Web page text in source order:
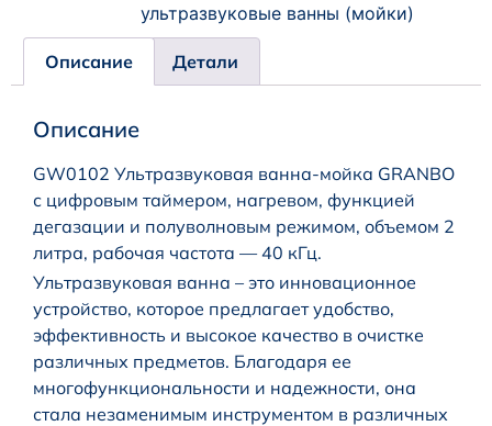
ультразвуковые ванны (мойки)
Описание Детали
Описание
GW0102 Ультразвуковая ванна-мойка GRANBO
с цифровым таймером, нагревом, функцией
дегазации и полуволновым режимом, объемом 2
литра, рабочая частота — 40 кГц.
Ультразвуковая ванна – это инновационное
устройство, которое предлагает удобство,
эффективность и высокое качество в очистке
различных предметов. Благодаря ее
многофункциональности и надежности, она
стала незаменимым инструментом в различных